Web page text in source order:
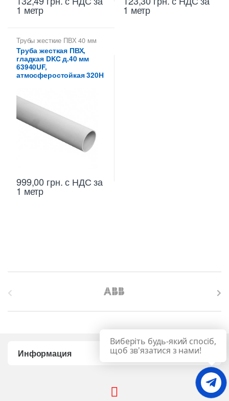
1 метр 1 метр
Трубы жесткие ПВХ 40 мм
Труба жесткая ПВХ,
гладкая DKC д.40 мм
63940UF,
атмосферостойкая 320Н
999,00 грн.с НДС за
1 метр
Информация
Виберіть будь-який спосіб,
щоб зв'язатися з нами!